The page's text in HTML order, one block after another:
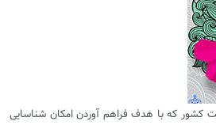
کشور که با هدف فراهم آوردن امکان شناسایی